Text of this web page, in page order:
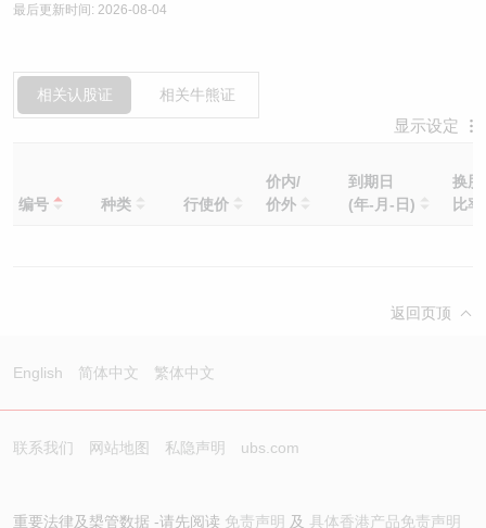
最后更新时间: 2026-08-04
相关认股证 相关牛熊证
显示设定
编号 种类 行使价
价内/
价外
到期日
(年-月-日)
换股
比率
返回页顶
English 简体中文 繁体中文
联系我们 网站地图 私隐声明 ubs.com
重要法律及槼管数据 -请先阅读 免责声明 及 具体香港产品免责声明